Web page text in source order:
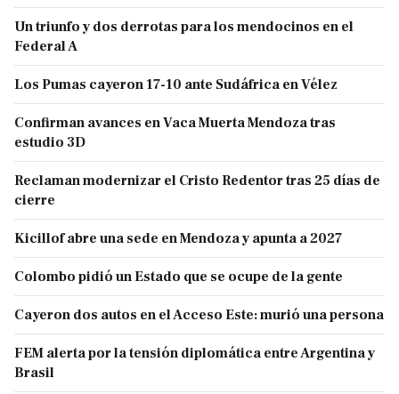
Un triunfo y dos derrotas para los mendocinos en el
Federal A
Los Pumas cayeron 17-10 ante Sudáfrica en Vélez
Confirman avances en Vaca Muerta Mendoza tras
estudio 3D
Reclaman modernizar el Cristo Redentor tras 25 días de
cierre
Kicillof abre una sede en Mendoza y apunta a 2027
Colombo pidió un Estado que se ocupe de la gente
Cayeron dos autos en el Acceso Este: murió una persona
FEM alerta por la tensión diplomática entre Argentina y
Brasil